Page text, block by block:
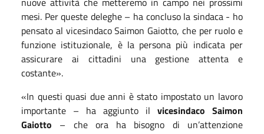
mesi. Per queste deleghe – ha concluso la sindaca - ho
pensato al vicesindaco Saimon Gaiotto, che per ruolo e
funzione istituzionale, è la persona più indicata per
assicurare ai cittadini una gestione attenta e
costante».
«In questi quasi due anni è stato impostato un lavoro
importante – ha aggiunto il vicesindaco Saimon
Gaiotto – che ora ha bisogno di un’attenzione